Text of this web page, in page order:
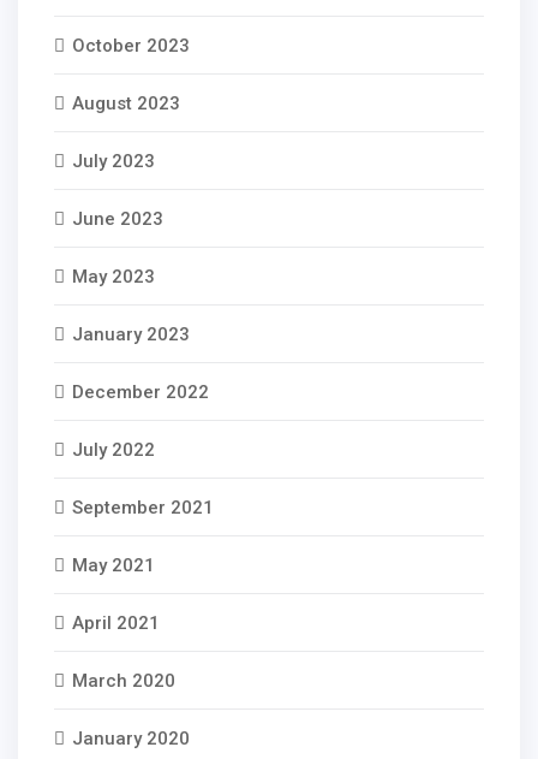
October 2023
August 2023
July 2023
June 2023
May 2023
January 2023
December 2022
July 2022
September 2021
May 2021
April 2021
March 2020
January 2020